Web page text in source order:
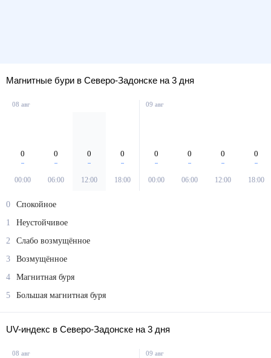
Магнитные бури в Северо-Задонске на 3 дня
08 авг
0
00:00
0
06:00
0
12:00
0
18:00
09 авг
0
00:00
0
06:00
0
12:00
0
18:00
0
Спокойное
1
Неустойчивое
2
Слабо возмущённое
3
Возмущённое
4
Магнитная буря
5
Большая магнитная буря
UV-индекс в Северо-Задонске на 3 дня
08 авг 09 авг